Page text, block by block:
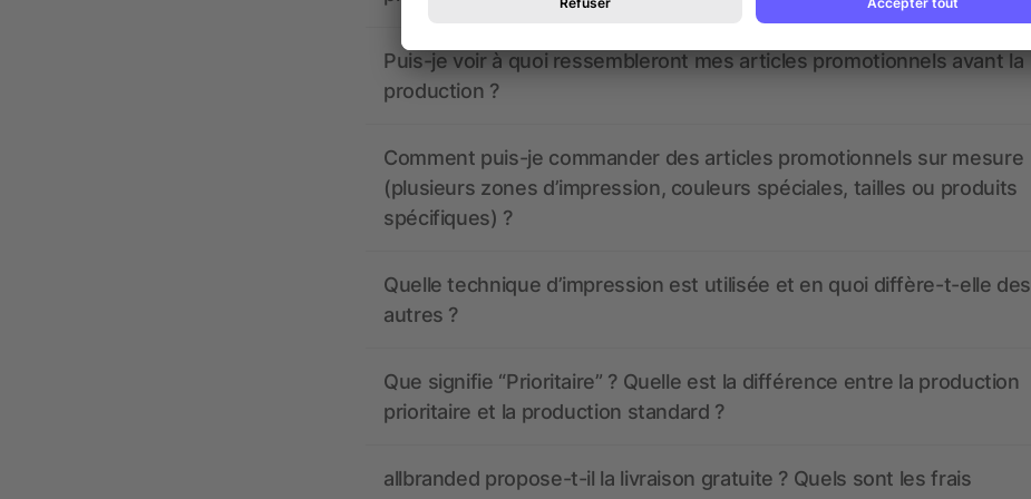
Puis-je voir à quoi ressembleront mes articles promotionnels avant la
production ?
Comment puis-je commander des articles promotionnels sur mesure
(plusieurs zones d’impression, couleurs spéciales, tailles ou produits
spécifiques) ?
Quelle technique d’impression est utilisée et en quoi diffère-t-elle des
autres ?
Que signifie “Prioritaire” ? Quelle est la différence entre la production
prioritaire et la production standard ?
allbranded propose-t-il la livraison gratuite ? Quels sont les frais